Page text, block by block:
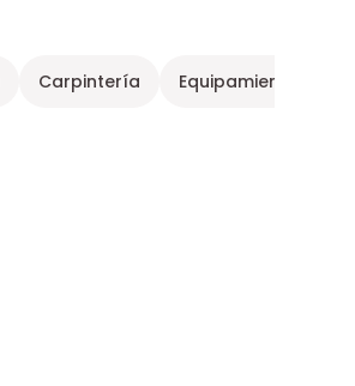
Carpintería Equipamiento de